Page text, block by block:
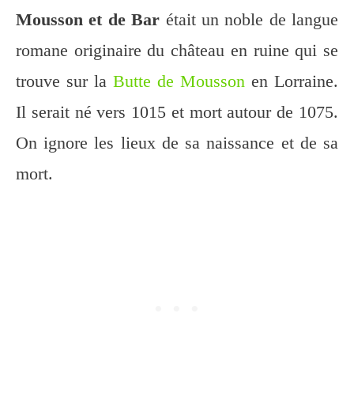
Mousson et de Bar était un noble de langue
romane originaire du château en ruine qui se
trouve sur la Butte de Mousson en Lorraine.
Il serait né vers 1015 et mort autour de 1075.
On ignore les lieux de sa naissance et de sa
mort.